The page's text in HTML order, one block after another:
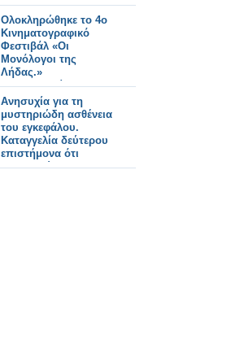
Ολοκληρώθηκε το 4ο
Κινηματογραφικό
Φεστιβάλ «Οι
Μονόλογοι της
Λήδας.»
(Φωτογραφίες)
Ανησυχία για τη
μυστηριώδη ασθένεια
του εγκεφάλου.
Καταγγελία δεύτερου
επιστήμονα ότι
απαγορεύτηκε η